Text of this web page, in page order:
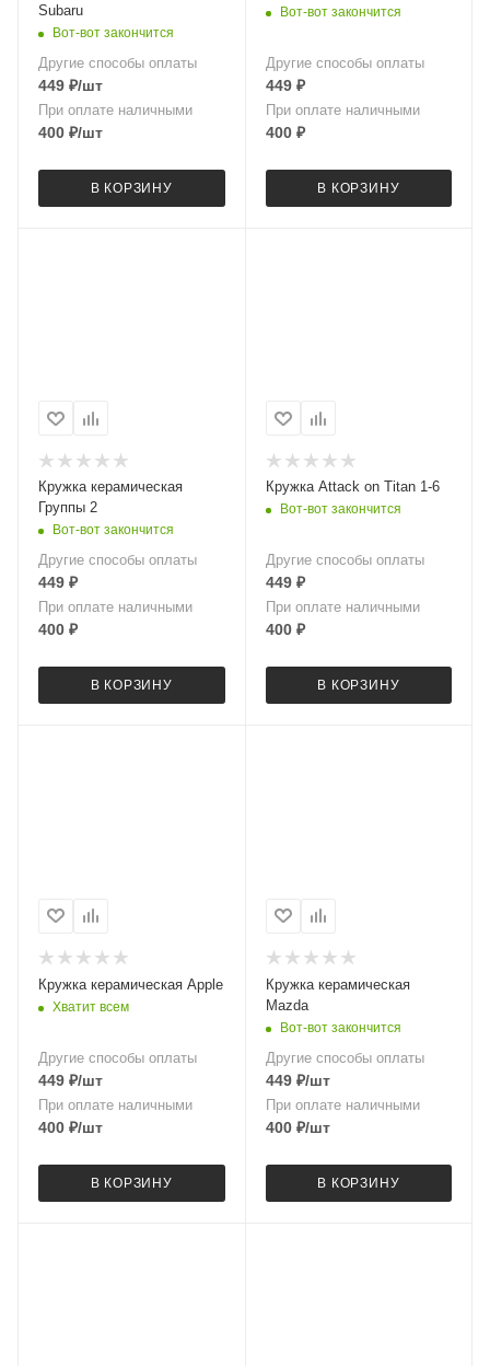
Subaru
Вот-вот закончится
Другие способы оплаты
449 ₽/шт
При оплате наличными
400 ₽/шт
В КОРЗИНУ
Вот-вот закончится
Другие способы оплаты
449₽
При оплате наличными
400₽
В КОРЗИНУ
Кружка керамическая
Группы 2
Вот-вот закончится
Другие способы оплаты
449 ₽
При оплате наличными
400 ₽
В КОРЗИНУ
Кружка Attack on Titan 1-6
Вот-вот закончится
Другие способы оплаты
449₽
При оплате наличными
400₽
В КОРЗИНУ
Кружка керамическая Apple
Хватит всем
Другие способы оплаты
449 ₽/шт
При оплате наличными
400 ₽/шт
В КОРЗИНУ
Кружка керамическая
Mazda
Вот-вот закончится
Другие способы оплаты
449₽/шт
При оплате наличными
400₽/шт
В КОРЗИНУ